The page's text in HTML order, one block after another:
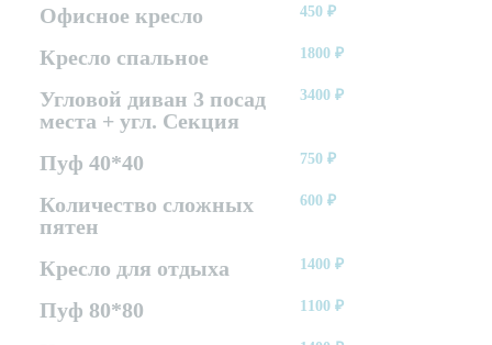
Офисное кресло 450₽
Кресло спальное 1800₽
Угловой диван 3 посад
места + угл. Секция
3400₽
Пуф 40*40 750₽
Количество сложных
пятен
600₽
Кресло для отдыха 1400₽
Пуф 80*80 1100₽